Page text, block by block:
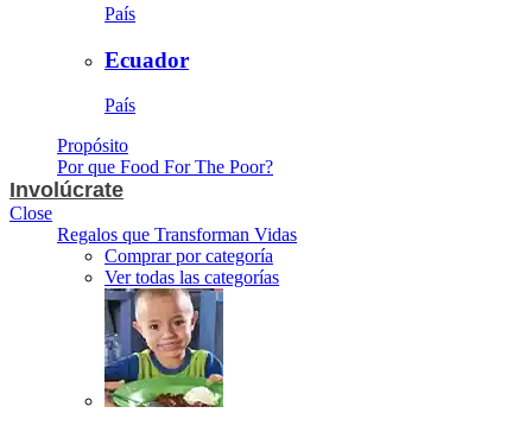
País
Ecuador
País
Propósito
Por que Food For The Poor?
Involúcrate
Close
Regalos que Transforman Vidas
Comprar por categoría
Ver todas las categorías